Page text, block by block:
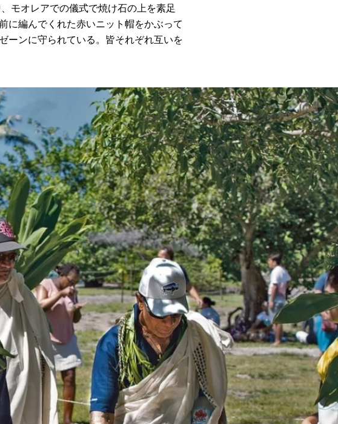
モオレアでの儀式で焼け石の上を素足
に編んでくれた赤いニット帽をかぶって
ーンに守られている。皆それぞれ互いを